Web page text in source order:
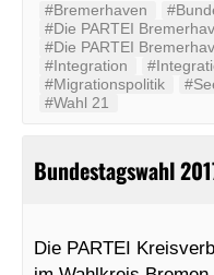
#Bremerhaven
#Die PARTEI
#Die PARTEI
#Integration
#Migrationspolitik
#Wahl 21
Bundestagswahl
Die PARTEI